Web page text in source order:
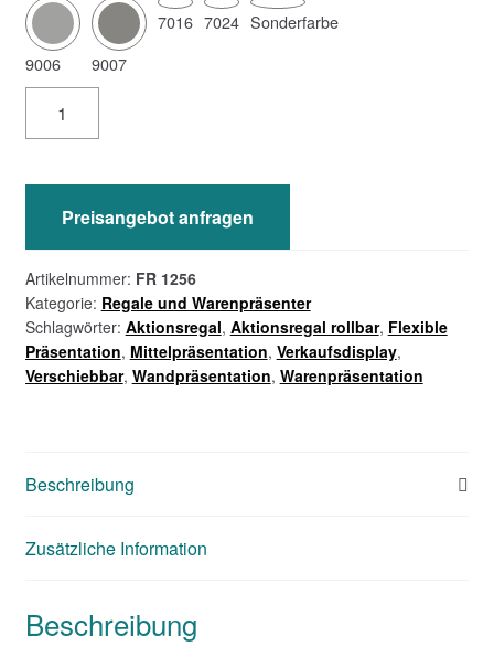
9006 9007
7016 7024 Sonderfarbe
1256
Freistehendes
Regal,Preisangebot anfragen
Artikelnummer: FR 1256
Kategorie: Regale und Warenpräsenter
Schlagwörter: Aktionsregal, Aktionsregal rollbar, Flexible
Präsentation, Mittelpräsentation, Verkaufsdisplay,
Verschiebbar, Wandpräsentation, Warenpräsentation
Beschreibung
Zusätzliche Information
Beschreibung